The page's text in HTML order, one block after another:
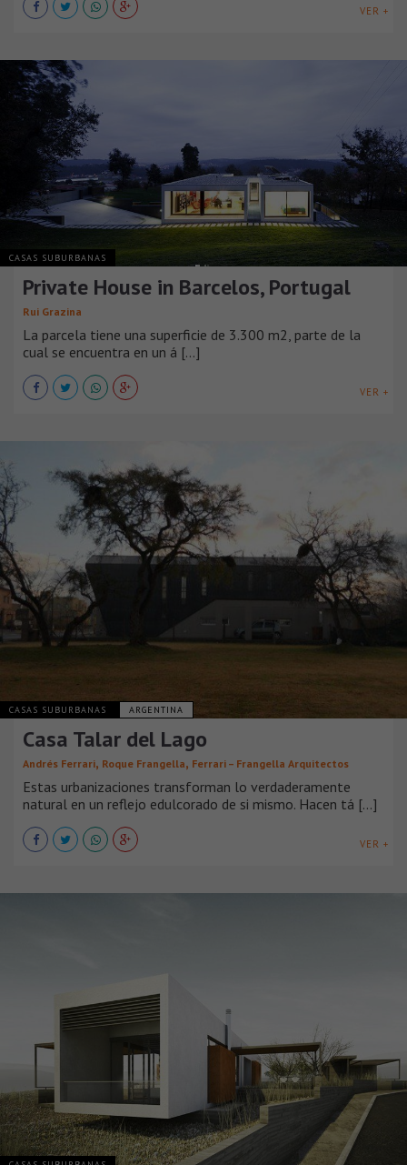
VER +
CASAS SUBURBANAS
Private House in Barcelos, Portugal
Rui Grazina
La parcela tiene una superficie de 3.300 m2, parte de la
cual se encuentra en un á [...]
VER +
CASAS SUBURBANAS ARGENTINA
Casa Talar del Lago
Andrés Ferrari, Roque Frangella, Ferrari – Frangella Arquitectos
Estas urbanizaciones transforman lo verdaderamente
natural en un reflejo edulcorado de si mismo. Hacen tá [...]
VER +